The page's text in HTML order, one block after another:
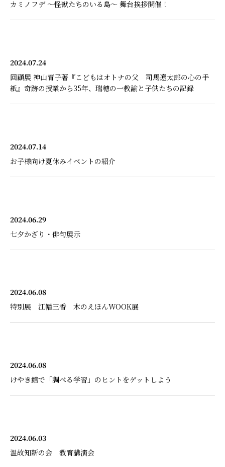
カミノフデ ～怪獣たちのいる島～ 舞台挨拶開催！
2024.07.24
回顧展 神山育子著『こどもはオトナの父 司馬遼太郎の心の手
紙』奇跡の授業から35年、瑞穂の一教諭と子供たちの記録
2024.07.14
お子様向け夏休みイベントの紹介
2024.06.29
七夕かざり・俳句展示
2024.06.08
特別展 江幡三香 木のえほんWOOK展
2024.06.08
けやき館で「調べる学習」のヒントをゲットしよう
2024.06.03
温故知新の会 教育講演会